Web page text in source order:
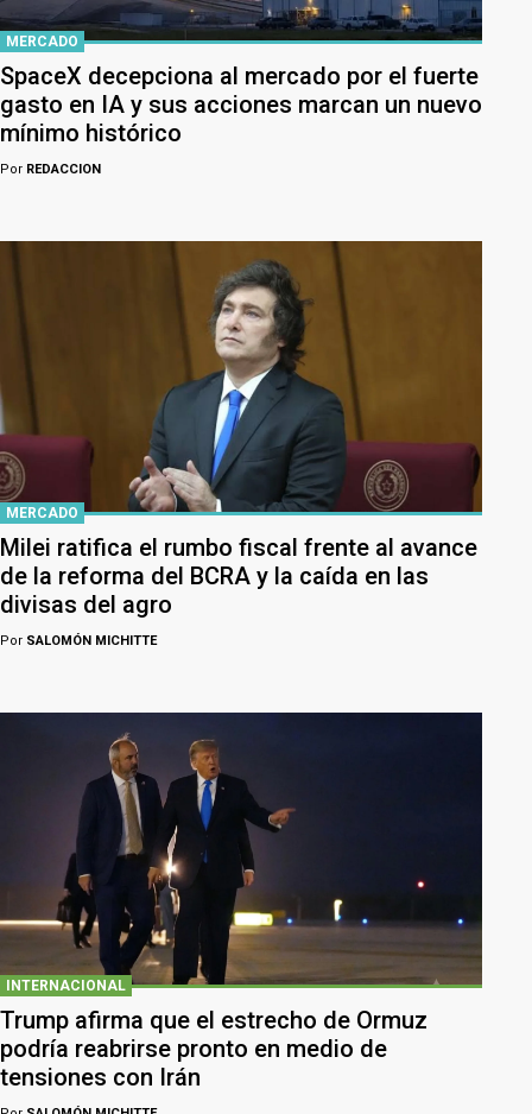
MERCADO
SpaceX decepciona al mercado por el fuerte
gasto en IA y sus acciones marcan un nuevo
mínimo histórico
Por REDACCION
MERCADO
Milei ratifica el rumbo fiscal frente al avance
de la reforma del BCRA y la caída en las
divisas del agro
Por SALOMÓN MICHITTE
INTERNACIONAL
Trump afirma que el estrecho de Ormuz
podría reabrirse pronto en medio de
tensiones con Irán